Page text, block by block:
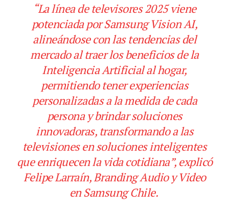
“La línea de televisores 2025 viene
potenciada por Samsung Vision AI,
alineándose con las tendencias del
mercado al traer los beneficios de la
Inteligencia Artificial al hogar,
permitiendo tener experiencias
personalizadas a la medida de cada
persona y brindar soluciones
innovadoras, transformando a las
televisiones en soluciones inteligentes
que enriquecen la vida cotidiana”, explicó
Felipe Larraín, Branding Audio y Video
en Samsung Chile.